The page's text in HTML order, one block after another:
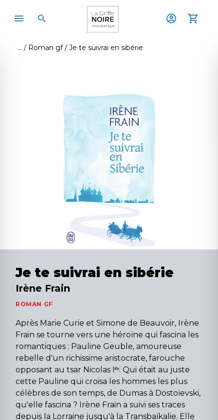
Roman gf Je te suivrai en sibérie
Je te suivrai en sibérie
Irène Frain
ROMAN GF
Après Marie Curie et Simone de Beauvoir, Irène
Frain se tourne vers une héroïne qui fascina les
romantiques : Pauline Geuble, amoureuse
rebelle d'un richissime aristocrate, farouche
opposant au tsar Nicolas Iᵉʳ. Qui était au juste
cette Pauline qui croisa les hommes les plus
célèbres de son temps, de Dumas à Dostoïevski,
qu'elle fascina ? Irène Frain a suivi ses traces
depuis la Lorraine jusqu'à la Transbaïkalie. Elle